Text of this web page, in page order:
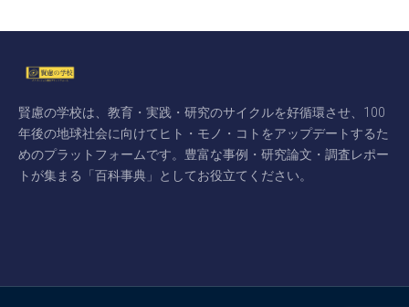
賢慮の学校は、教育・実践・研究のサイクルを好循環させ、100
年後の地球社会に向けてヒト・モノ・コトをアップデートするた
めのプラットフォームです。豊富な事例・研究論文・調査レポー
トが集まる「百科事典」としてお役立てください。